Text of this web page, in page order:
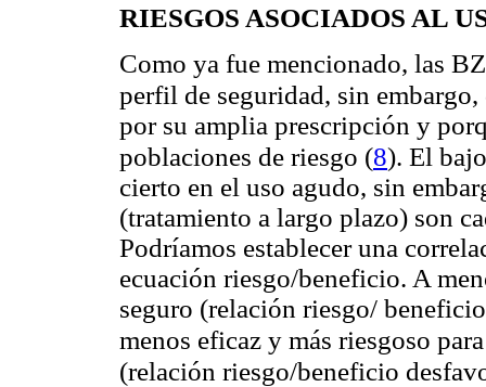
RIESGOS ASOCIADOS AL
Como ya fue mencionado, las
perfil de seguridad, sin
por su amplia prescripción y
poblaciones de riesgo (8). El
cierto en el uso agudo, sin
(tratamiento a largo plazo) son
Podríamos establecer una
ecuación riesgo/beneficio. A
seguro (relación riesgo/
menos eficaz y más riesgoso
(relación riesgo/beneficio